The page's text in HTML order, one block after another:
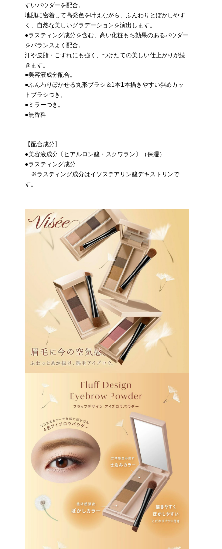
すいパウダーを配合。
地肌に密着して高発色を叶えながら、ふんわりとぼかしやす
く、自然な美しいグラデーションを演出します。
●ラスティング成分を含む、高い化粧もち効果のあるパウダー
をバランスよく配合。
汗や皮脂・こすれにも強く、つけたての美しい仕上がりが続
きます。
●美容液成分配合。
●ふんわりぼかせる丸形ブラシ＆1本1本描きやすい斜めカッ
トブラシつき。
●ミラーつき。
●無香料
【配合成分】
●美容液成分〔ヒアルロン酸・スクワラン〕（保湿）
●ラスティング成分
※ラスティング成分はイソステアリン酸デキストリンで
す。